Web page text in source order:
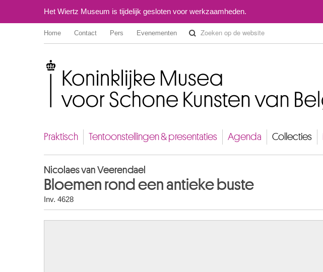
Het Wiertz Museum is tijdelijk gesloten voor werkzaamheden.
Home Contact Pers Evenementen
Praktisch Tentoonstellingen & presentaties Agenda Collecties
Nicolaes van Veerendael
Bloemen rond een antieke buste
Inv. 4628